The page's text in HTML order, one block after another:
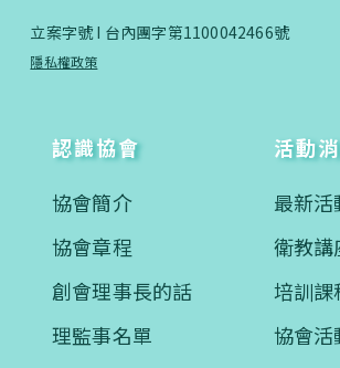
立案字號 I 台內團字第1100042466號
隱私權政策
認識協會
協會簡介
協會章程
創會理事長的話
理監事名單
活動
最新活
衛教講
培訓課
協會活